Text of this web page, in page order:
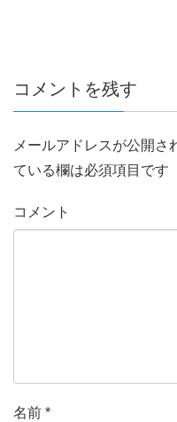
コメントを残す
メールアドレスが公開さ
ている欄は必須項目です
コメント
名前 *